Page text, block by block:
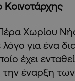
Κοινοτάρχης
Χωρίου
για ένα
έχει
την έναρξη των